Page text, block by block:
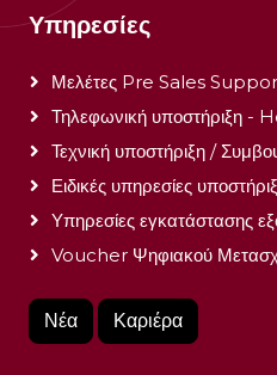
Υπηρεσίες
Μελέτες Pre Sales
Τηλεφωνική υποστήριξη -
Τεχνική υποστήριξη /
Ειδικές υπηρεσίες
Υπηρεσίες εγκατάστασης
Voucher Ψηφιακού
Νέα Καριέρα